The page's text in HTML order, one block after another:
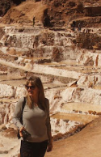
local sendo
família